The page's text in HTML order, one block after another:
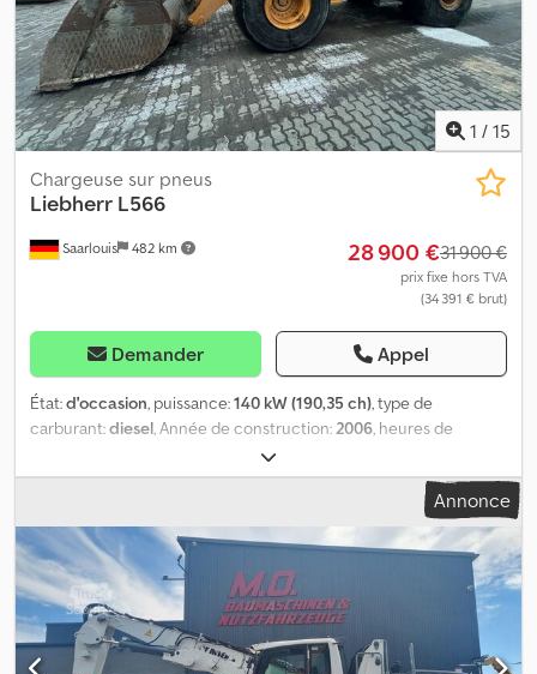
1 / 15
Saarlouis 482 km
Chargeuse sur pneus
Liebherr L566
28 900 €31 900 €
prix fixe hors TVA
(34 391 € brut)
Demander Appel
État:d'occasion, puissance:140 kW (190,35 ch), type de
carburant:diesel, Année de construction:2006, heures de
, Nombre de cylindres: 6 Dsdpfx
Ajydbuiopyskr
Annonce